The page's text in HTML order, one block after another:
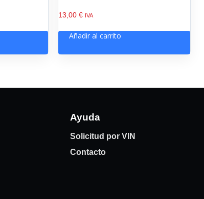
13,00 € IVA
Añadir al carrito
Ayuda
Solicitud por VIN
Contacto